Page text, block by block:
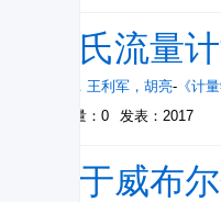
科氏流量
， 王利军 ， 胡亮- 《计
被引量：0
发表：2017
基于威布